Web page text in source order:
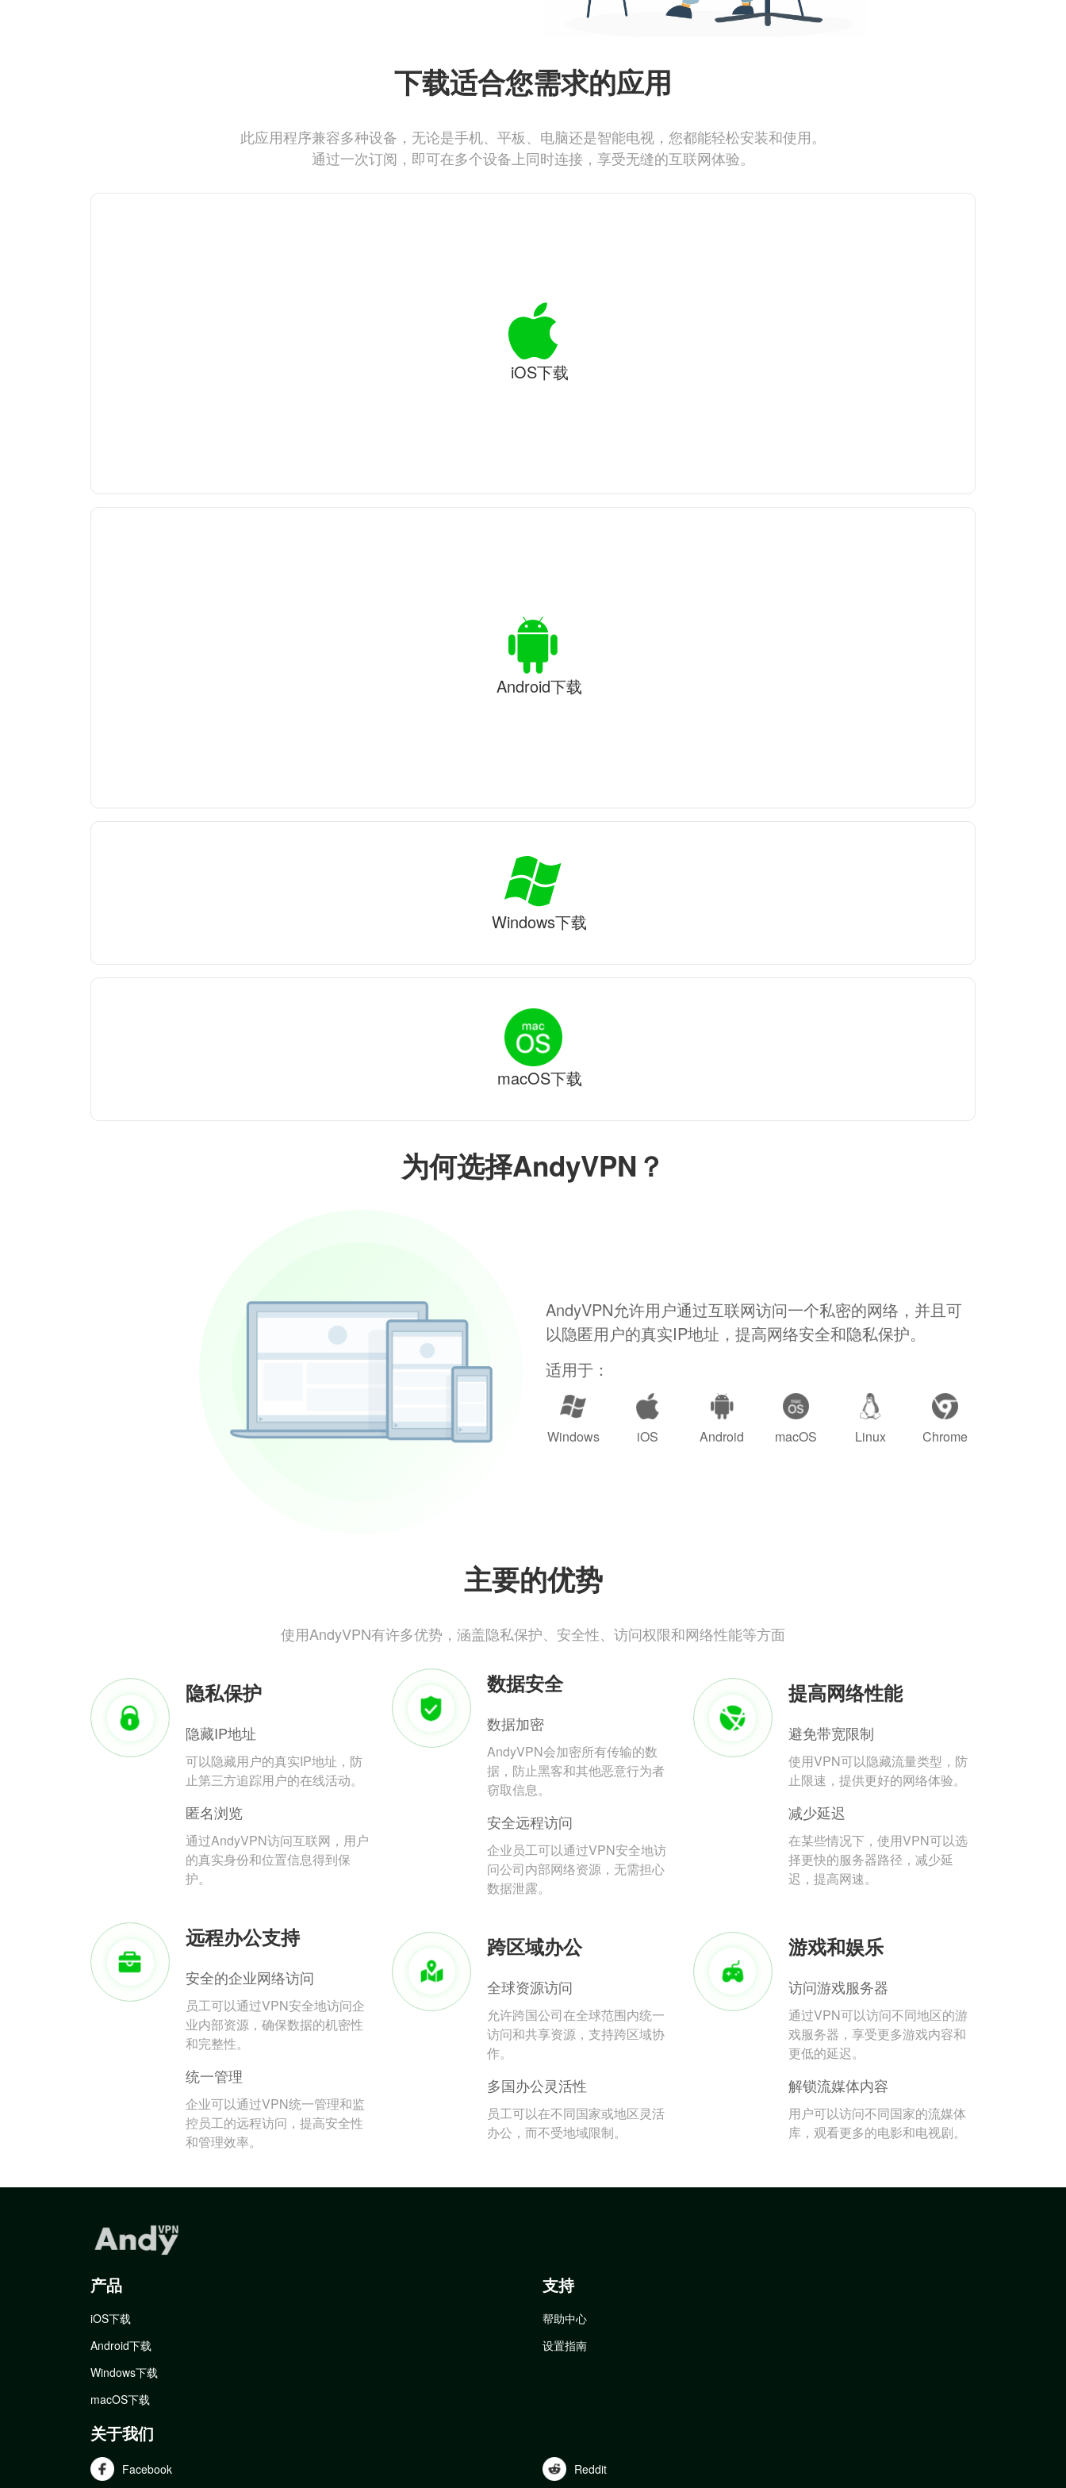
为何选择AndyVPN？
AndyVPN允许用户通过互联网访问一个私密的网络，并且可
以隐匿用户的真实IP地址，提高网络安全和隐私保护。
适用于：
Windows iOS Android macOS Linux Chrome
主要的优势
使用AndyVPN有许多优势，涵盖隐私保护、安全性、访问权限和网络性能等方面
隐私保护
隐藏IP地址
可以隐藏用户的真实IP地址，防
止第三方追踪用户的在线活动。
匿名浏览
通过AndyVPN访问互联网，用户
的真实身份和位置信息得到保
护。
数据安全
数据加密
AndyVPN会加密所有传输的数
据，防止黑客和其他恶意行为者
窃取信息。
安全远程访问
企业员工可以通过VPN安全地访
问公司内部网络资源，无需担心
数据泄露。
提高网络性能
避免带宽限制
使用VPN可以隐藏流量类型，防
止限速，提供更好的网络体验。
减少延迟
在某些情况下，使用VPN可以选
择更快的服务器路径，减少延
迟，提高网速。
远程办公支持
安全的企业网络访问
员工可以通过VPN安全地访问企
业内部资源，确保数据的机密性
和完整性。
统一管理
企业可以通过VPN统一管理和监
控员工的远程访问，提高安全性
和管理效率。
跨区域办公
全球资源访问
允许跨国公司在全球范围内统一
访问和共享资源，支持跨区域协
作。
多国办公灵活性
员工可以在不同国家或地区灵活
办公，而不受地域限制。
游戏和娱乐
访问游戏服务器
通过VPN可以访问不同地区的游
戏服务器，享受更多游戏内容和
更低的延迟。
解锁流媒体内容
用户可以访问不同国家的流媒体
库，观看更多的电影和电视剧。
下载适合您需求的应用
此应用程序兼容多种设备，无论是手机、平板、电脑还是智能电视，您都能轻松安装和使用。
通过一次订阅，即可在多个设备上同时连接，享受无缝的互联网体验。
iOS下载
Android下载
Windows下载
macOS下载
产品
iOS下载
Android下载
Windows下载
macOS下载
支持
帮助中心
设置指南
关于我们
Facebook Reddit